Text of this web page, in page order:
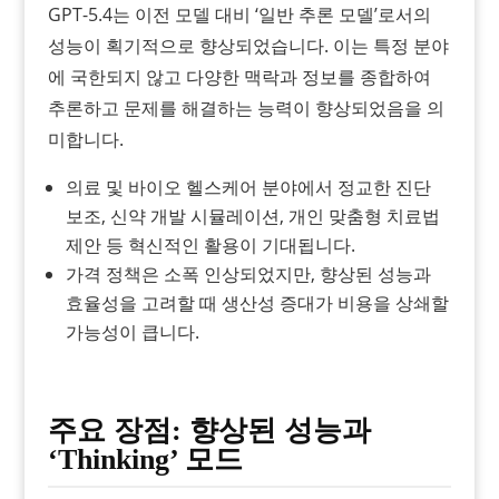
GPT-5.4는 이전 모델 대비 ‘일반 추론 모델’로서의
성능이 획기적으로 향상되었습니다. 이는 특정 분야
에 국한되지 않고 다양한 맥락과 정보를 종합하여
추론하고 문제를 해결하는 능력이 향상되었음을 의
미합니다.
의료 및 바이오 헬스케어 분야에서 정교한 진단
보조, 신약 개발 시뮬레이션, 개인 맞춤형 치료법
제안 등 혁신적인 활용이 기대됩니다.
가격 정책은 소폭 인상되었지만, 향상된 성능과
효율성을 고려할 때 생산성 증대가 비용을 상쇄할
가능성이 큽니다.
주요 장점: 향상된 성능과
‘Thinking’ 모드